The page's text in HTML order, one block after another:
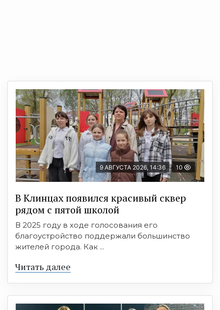
9 АВГУСТА 2026, 14:36 10
В Клинцах появился красивый сквер
рядом с пятой школой
В 2025 году в ходе голосования его
благоустройство поддержали большинство
жителей города. Как ...
Читать далее